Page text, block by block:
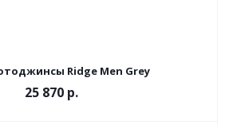
Ridge Men Grey
25 870 р.